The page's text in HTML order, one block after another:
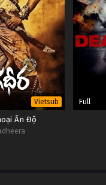
Vietsub
Ấn Độ
Full